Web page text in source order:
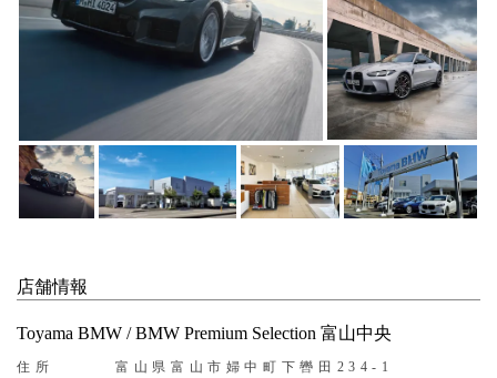
店舗情報
Toyama BMW / BMW Premium Selection 富山中央
住所
富山県富山市婦中町下轡田234-1